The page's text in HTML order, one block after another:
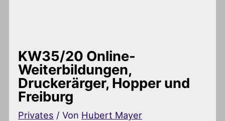
KW35/20 Online-
Weiterbildungen,
Druckerärger, Hopper und
Freiburg
Privates / Von Hubert Mayer